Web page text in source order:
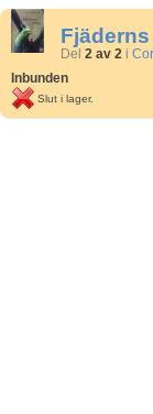
Del 2 av 2 i
Inbunden
Slut i lager.